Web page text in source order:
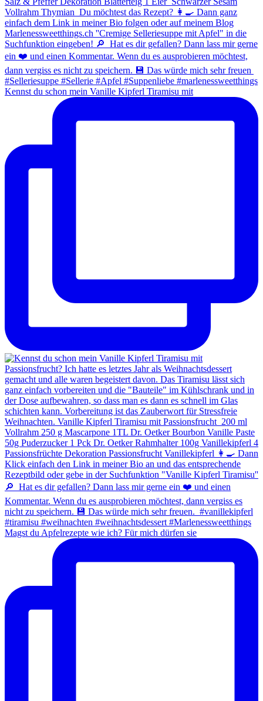
Kennst du schon mein Vanille Kipferl Tiramisu mit
Magst du Apfelrezepte wie ich? Für mich dürfen sie